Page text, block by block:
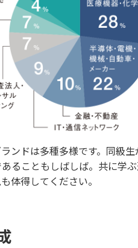
ンドは多種多様です。同級
ることもしばしば。共に学
体得してください。